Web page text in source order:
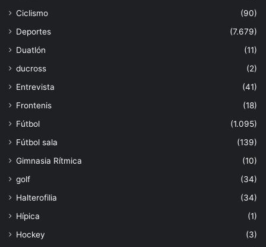
Ciclismo
(90)
Deportes
(7.679)
Duatlón
(11)
ducross
(2)
Entrevista
(41)
Frontenis
(18)
Fútbol
(1.095)
Fútbol sala
(139)
Gimnasia Rítmica
(10)
golf
(34)
Halterofilia
(34)
Hípica
(1)
Hockey
(3)